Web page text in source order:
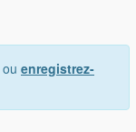
ou enregistrez-